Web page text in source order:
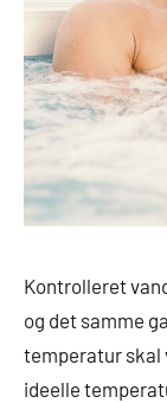
Kontrolleret
og det samme
temperatur skal
ideelle